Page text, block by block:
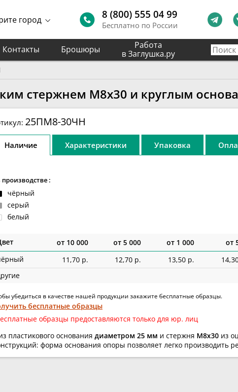
город 8 (800) 555 04 99
Бесплатно по России
Контакты Брошюры
Работа
в Заглушка.ру
стержнем М8х30 и круглым
25ПМ8-30ЧН
Наличие Характеристики Упаковка
производстве :
чёрный
серый
белый
от 10 000 от 5 000 от 1 000 от
11,70 р. 12,70 р. 13,50 р.
убедиться в качестве нашей продукции закажите бесплатные образцы.
бесплатные образцы
образцы предоставляются только для юр. лиц
пластикового основания диаметром 25 мм и стержня М8х30 из
форма основания опоры позволяет легко производить